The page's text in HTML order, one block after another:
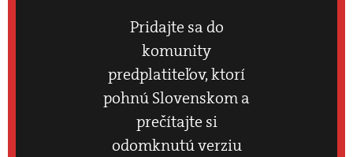
Pridajte sa do
komunity
predplatiteľov, ktorí
pohnú Slovenskom a
prečítajte si
odomknutú verziu